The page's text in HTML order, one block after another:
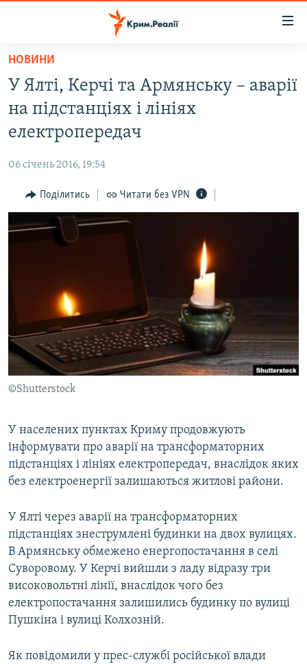
Перейти
основного
матеріалу
до
основної
Перейти
до
пошуку
ВОДА.КРИМ
БЛОГИ
ПОГЛЯД
ІНТЕРВ'Ю
ВСЕ ЗА ДЕНЬ
ДЕПОРТАЦІЯ
ВІДЕОУРОКИ «ELIFBE»
СВІДЧЕННЯ ОКУПАЦІЇ
УКРАЇНСЬКА ПРОБЛЕМА КРИМУ
ІНФОГРАФІКА
ЯК ОБІЙТИ БЛОКУВАННЯ
Русский
Qırımtatar
ДОЛУЧАЙСЯ!
Усі сайти RFE/RL
НОВИНИ
У Ялті, Керчі та Армянську – аварії
на підстанціях і лініях
електропередач
06 січень 2016, 19:54
Поділитись Читати без VPN
©Shutterstock
У населених пунктах Криму продовжують
інформувати про аварії на трансформаторних
підстанціях і лініях електропередач, внаслідок яких
без електроенергії залишаються житлові райони.
У Ялті через аварії на трансформаторних
підстанціях знеструмлені будинки на двох вулицях.
В Армянську обмежено енергопостачання в селі
Суворовому. У Керчі вийшли з ладу відразу три
високовольтні лінії, внаслідок чого без
електропостачання залишились будинку по вулиці
Пушкіна і вулиці Колхозній.
Як повідомили у прес-службі російської влади